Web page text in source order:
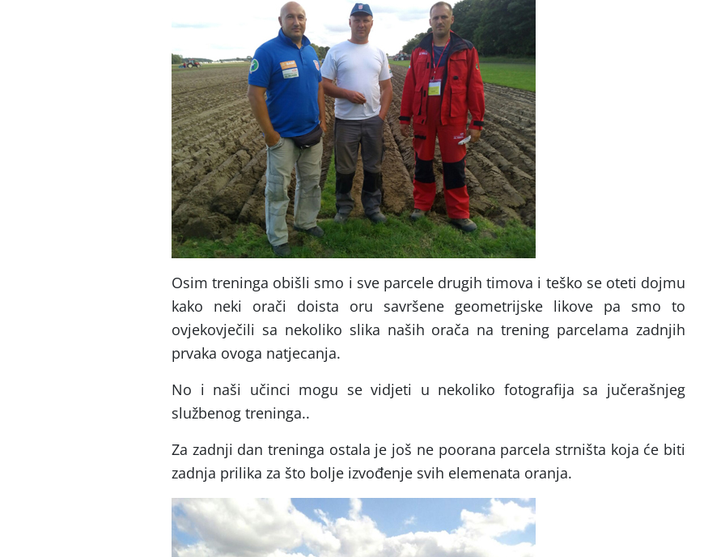
Osim treninga obišli smo i sve parcele drugih timova i teško se oteti dojmu
kako neki orači doista oru savršene geometrijske likove pa smo to
ovjekovječili sa nekoliko slika naših orača na trening parcelama zadnjih
prvaka ovoga natjecanja.
No i naši učinci mogu se vidjeti u nekoliko fotografija sa jučerašnjeg
službenog treninga..
Za zadnji dan treninga ostala je još ne poorana parcela strništa koja će biti
zadnja prilika za što bolje izvođenje svih elemenata oranja.